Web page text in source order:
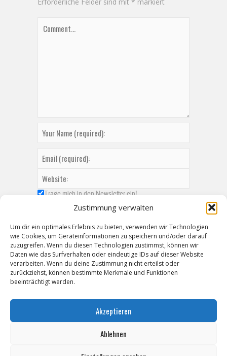
Zustimmung verwalten
Um dir ein optimales Erlebnis zu bieten, verwenden wir Technologien
wie Cookies, um Geräteinformationen zu speichern und/oder darauf
zuzugreifen. Wenn du diesen Technologien zustimmst, können wir
Daten wie das Surfverhalten oder eindeutige IDs auf dieser Website
verarbeiten. Wenn du deine Zustimmung nicht erteilst oder
zurückziehst, können bestimmte Merkmale und Funktionen
beeinträchtigt werden.
Akzeptieren
Ablehnen
Trage mich in den Newsletter ein!